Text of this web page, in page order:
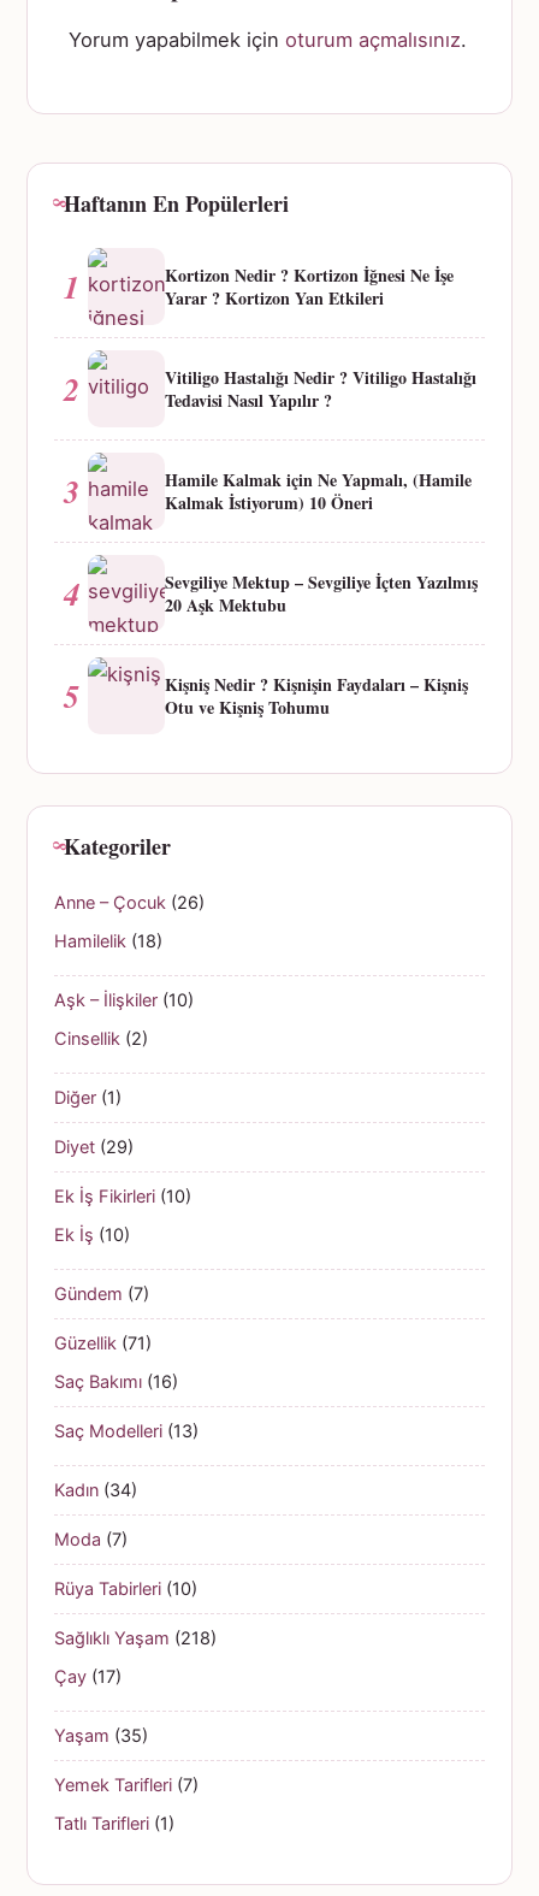
Yorum yapabilmek için oturum açmalısınız.
Haftanın En Popülerleri
1
Kortizon Nedir ? Kortizon İğnesi Ne İşe
Yarar ? Kortizon Yan Etkileri
2
Vitiligo Hastalığı Nedir ? Vitiligo Hastalığı
Tedavisi Nasıl Yapılır ?
3
Hamile Kalmak için Ne Yapmalı, (Hamile
Kalmak İstiyorum) 10 Öneri
4
Sevgiliye Mektup – Sevgiliye İçten Yazılmış
20 Aşk Mektubu
5
Kişniş Nedir ? Kişnişin Faydaları – Kişniş
Otu ve Kişniş Tohumu
Kategoriler
Anne – Çocuk (26)
Hamilelik (18)
Aşk – İlişkiler (10)
Cinsellik (2)
Diğer (1)
Diyet (29)
Ek İş Fikirleri (10)
Ek İş (10)
Gündem (7)
Güzellik (71)
Saç Bakımı (16)
Saç Modelleri (13)
Kadın (34)
Moda (7)
Rüya Tabirleri (10)
Sağlıklı Yaşam (218)
Çay (17)
Yaşam (35)
Yemek Tarifleri (7)
Tatlı Tarifleri (1)